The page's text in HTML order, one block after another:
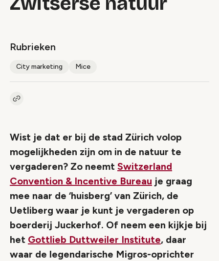
Rubrieken
City marketing Mice
Kopieer link naar artikel
Wist je dat er bij de stad Zürich volop
mogelijkheden zijn om in de natuur te
vergaderen? Zo neemt Switzerland
Convention & Incentive Bureau je graag
mee naar de ‘huisberg’ van Zürich, de
Uetliberg waar je kunt je vergaderen op
boerderij Juckerhof. Of neem een kijkje bij
het Gottlieb Duttweiler Institute, daar
waar de legendarische Migros-oprichter